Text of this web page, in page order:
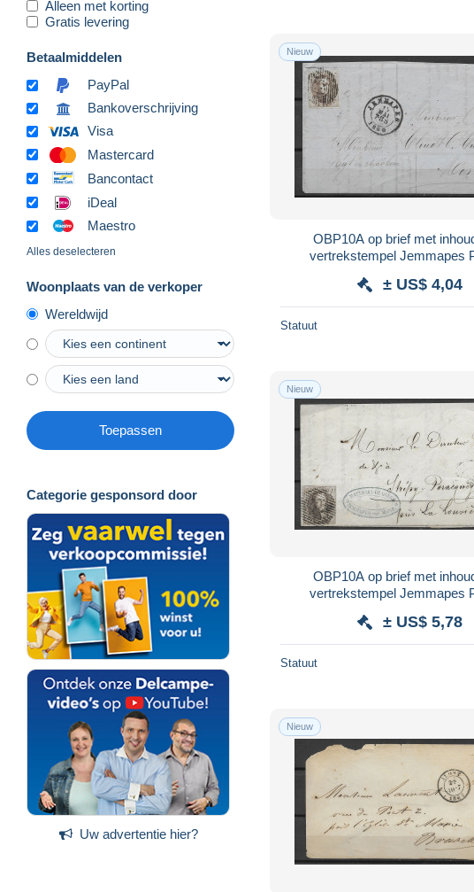
Alleen met korting
Gratis levering
Betaalmiddelen
PayPal
Bankoverschrijving
Visa
Mastercard
Bancontact
iDeal
Maestro
Alles deselecteren
Woonplaats van de verkoper
Wereldwijd
Toepassen
Categorie gesponsord door
Uw advertentie hier?
Nieuw
OBP10A op brief met
vertrekstempel Jemmapes
± US$ 4,04
Statuut
Nieuw
OBP10A op brief met
vertrekstempel Jemmapes
± US$ 5,78
Statuut
Nieuw